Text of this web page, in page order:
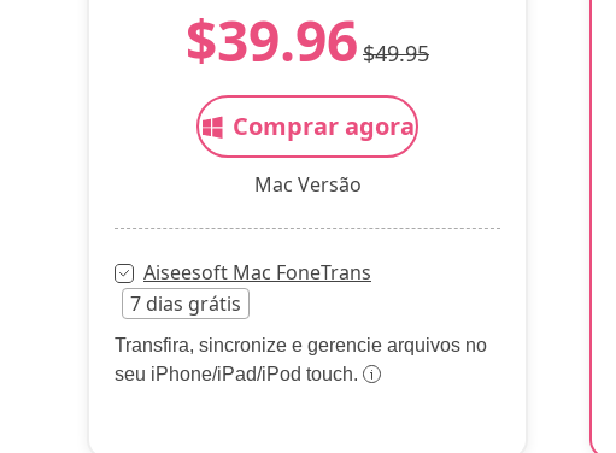
$39.96 $49.95
Comprar agora
Mac Versão
Aiseesoft Mac FoneTrans
7 dias grátis
Transfira, sincronize e gerencie arquivos no
seu iPhone/iPad/iPod touch.